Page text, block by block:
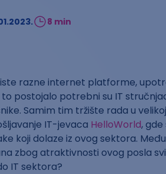
8 min
razne internet platforme,
postojalo potrebni su IT
Samim tim tržište rada u
IT-jevaca HelloWorld, gde
koji dolaze iz ovog sektora.
zbog atraktivnosti ovog posla
IT sektora?